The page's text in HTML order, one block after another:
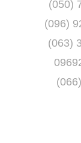
(050)
(096)
(063)